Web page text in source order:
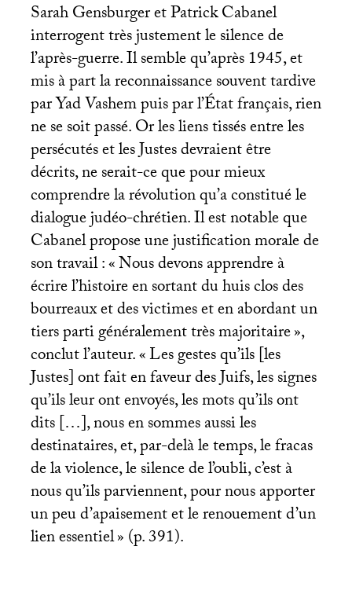
Sarah Gensburger et Patrick Cabanel
interrogent très justement le silence de
l’après-guerre. Il semble qu’après 1945, et
mis à part la reconnaissance souvent tardive
par Yad Vashem puis par l’État français, rien
ne se soit passé. Or les liens tissés entre les
persécutés et les Justes devraient être
décrits, ne serait-ce que pour mieux
comprendre la révolution qu’a constitué le
dialogue judéo-chrétien. Il est notable que
Cabanel propose une justification morale de
son travail : «Nous devons apprendre à
écrire l’histoire en sortant du huis clos des
bourreaux et des victimes et en abordant un
tiers parti généralement très majoritaire»,
conclut l’auteur. «Les gestes qu’ils [les
Justes] ont fait en faveur des Juifs, les signes
qu’ils leur ont envoyés, les mots qu’ils ont
dits […], nous en sommes aussi les
destinataires, et, par-delà le temps, le fracas
de la violence, le silence de l’oubli, c’est à
nous qu’ils parviennent, pour nous apporter
un peu d’apaisement et le renouement d’un
lien essentiel» (p. 391).